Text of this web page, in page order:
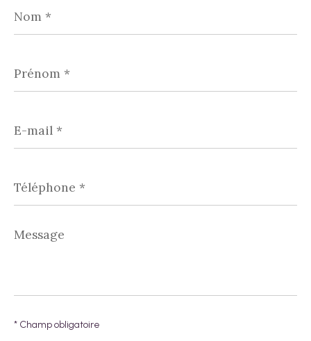
*
*
mail
*
*
Message
*
* Champ obligatoire